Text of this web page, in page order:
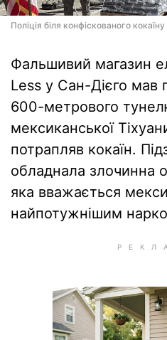
Поліція біля конфіскованого
Фальшивий магазин
Less у Сан-Дієго мав
600-метрового
мексиканської
потрапляв кокаїн.
обладнала злочинна
яка вважається
найпотужнішим